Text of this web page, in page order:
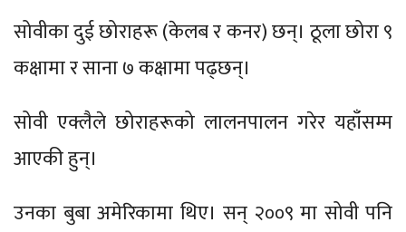
सोवीका दुई छोराहरू (केलब र कनर) छन्। ठूला छोरा ९
कक्षामा र साना ७ कक्षामा पढ्छन्।
सोवी एक्लैले छोराहरूको लालनपालन गरेर यहाँसम्म
आएकी हुन्।
उनका बुबा अमेरिकामा थिए। सन् २००९ मा सोवी पनि